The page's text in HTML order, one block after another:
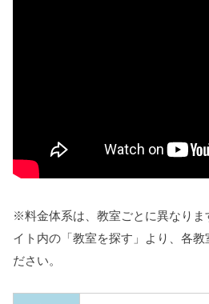
※料金体系は、教室ごとに異なりま
イト内の「教室を探す」より、各教
ださい。